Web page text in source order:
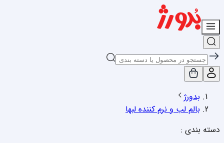
بدورژ
بالم لب و نرم کننده لبها
دسته بندی :